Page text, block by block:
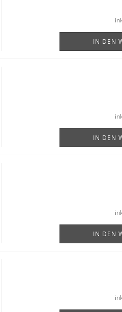
IN DEN
IN DEN
IN DEN